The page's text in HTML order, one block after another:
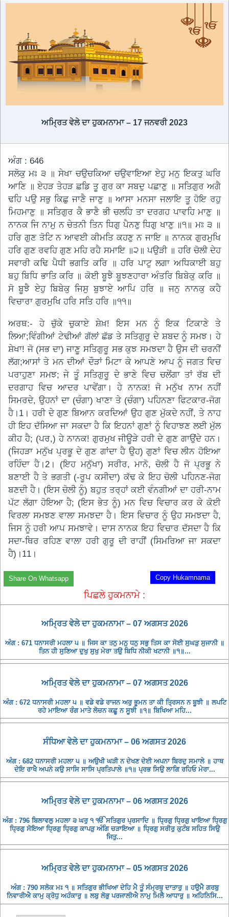
ਅਮ੍ਰਿਤ ਵੇਲੇ ਦਾ ਹੁਕਮਨਾਮਾ – 17 ਜਨਵਰੀ 2023
ਅੰਗ : 646
ਸਲੋਕੁ ਮਃ ੩ ॥ ਸੇਖਾ ਚਉਚਕਿਆ ਚਉਵਾਇਆ ਏਹੁ ਮਨੁ ਇਕਤੁ ਘਰਿ
ਆਣਿ ॥ ਏਹੜ ਤੇਹੜ ਛਡਿ ਤੂ ਗੁਰ ਕਾ ਸਬਦੁ ਪਛਾਣੁ ॥ ਸਤਿਗੁਰ ਅਗੈ
ਢਹਿ ਪਉ ਸਭੁ ਕਿਛੁ ਜਾਣੈ ਜਾਣੁ ॥ ਆਸਾ ਮਨਸਾ ਜਲਾਇ ਤੂ ਹੋਇ ਰਹੁ
ਮਿਹਮਾਣੁ ॥ ਸਤਿਗੁਰ ਕੈ ਭਾਣੈ ਭੀ ਚਲਹਿ ਤਾ ਦਰਗਹ ਪਾਵਹਿ ਮਾਣੁ ॥
ਨਾਨਕ ਜਿ ਨਾਮੁ ਨ ਚੇਤਨੀ ਤਿਨ ਧਿਗੁ ਪੈਨਣੁ ਧਿਗੁ ਖਾਣੁ ॥੧॥ ਮਃ ੩ ॥
ਹਰਿ ਗੁਣ ਤੋਟਿ ਨ ਆਵਈ ਕੀਮਤਿ ਕਹਣੁ ਨ ਜਾਇ ॥ ਨਾਨਕ ਗੁਰਮੁਖਿ
ਹਰਿ ਗੁਣ ਰਵਹਿ ਗੁਣ ਮਹਿ ਰਹੈ ਸਮਾਇ ॥੨॥ ਪਉੜੀ ॥ ਹਰਿ ਚੋਲੀ ਦੇਹ
ਸਵਾਰੀ ਕਢਿ ਪੈਧੀ ਭਗਤਿ ਕਰਿ ॥ ਹਰਿ ਪਾਟੁ ਲਗਾ ਅਧਿਕਾਈ ਬਹੁ
ਬਹੁ ਬਿਧਿ ਭਾਤਿ ਕਰਿ ॥ ਕੋਈ ਬੂਝੈ ਬੂਝਣਹਾਰਾ ਅੰਤਰਿ ਬਿਬੇਕੁ ਕਰਿ ॥
ਸੋ ਬੂਝੈ ਏਹੁ ਬਿਬੇਕੁ ਜਿਸੁ ਬੁਝਾਏ ਆਪਿ ਹਰਿ ॥ ਜਨੁ ਨਾਨਕੁ ਕਹੈ
ਵਿਚਾਰਾ ਗੁਰਮੁਖਿ ਹਰਿ ਸਤਿ ਹਰਿ ॥੧੧॥
ਅਰਥ:- ਹੇ ਚੁੱਕੇ ਚੁਕਾਏ ਸ਼ੇਖ਼! ਇਸ ਮਨ ਨੂੰ ਇਕ ਟਿਕਾਣੇ ਤੇ
ਲਿਆ;ਵਿੰਗੀਆਂ ਟੇਢੀਆਂ ਗੱਲਾਂ ਛੱਡ ਤੇ ਸਤਿਗੁਰੂ ਦੇ ਸ਼ਬਦ ਨੂੰ ਸਮਝ। ਹੇ
ਸ਼ੇਖਾ! ਜੋ (ਸਭ ਦਾ) ਜਾਣੂ ਸਤਿਗੁਰੂ ਸਭ ਕੁਝ ਸਮਝਦਾ ਹੈ ਉਸ ਦੀ ਚਰਨੀਂ
ਲੱਗ;ਆਸਾਂ ਤੇ ਮਨ ਦੀਆਂ ਦੌੜਾਂ ਮਿਟਾ ਕੇ ਆਪਣੇ ਆਪ ਨੂੰ ਜਗਤ ਵਿਚ
ਪਰਾਹੁਣਾ ਸਮਝ; ਜੇ ਤੂੰ ਸਤਿਗੁਰੂ ਦੇ ਭਾਣੇ ਵਿਚ ਚਲੇਂਗਾ ਤਾਂ ਰੱਬ ਦੀ
ਦਰਗਾਹ ਵਿਚ ਆਦਰ ਪਾਵੇਂਗਾ। ਹੇ ਨਾਨਕ! ਜੋ ਮਨੁੱਖ ਨਾਮ ਨਹੀਂ
ਸਿਮਰਦੇ, ਉਹਨਾਂ ਦਾ (ਚੰਗਾ) ਖਾਣਾ ਤੇ (ਚੰਗਾ) ਪਹਿਨਣਾ ਫਿਟਕਾਰ-ਜੋਗ
ਹੈ।1। ਹਰੀ ਦੇ ਗੁਣ ਬਿਆਨ ਕਰਦਿਆਂ ਉਹ ਗੁਣ ਮੁੱਕਦੇ ਨਹੀਂ, ਤੇ ਨਾਹ
ਹੀ ਇਹ ਦੱਸਿਆ ਜਾ ਸਕਦਾ ਹੈ ਕਿ ਇਹਨਾਂ ਗੁਣਾਂ ਨੂੰ ਵਿਹਾਝਣ ਲਈ ਮੁੱਲ
ਕੀਹ ਹੈ; (ਪਰ,) ਹੇ ਨਾਨਕ! ਗੁਰਮੁਖ ਜੀਊੜੇ ਹਰੀ ਦੇ ਗੁਣ ਗਾਉਂਦੇ ਹਨ।
(ਜਿਹੜਾ ਮਨੁੱਖ ਪ੍ਰਭੂ ਦੇ ਗੁਣ ਗਾਂਦਾ ਹੈ ਉਹ) ਗੁਣਾਂ ਵਿਚ ਲੀਨ ਹੋਇਆ
ਰਹਿੰਦਾ ਹੈ।2। (ਇਹ ਮਨੁੱਖਾ) ਸਰੀਰ, ਮਾਨੋ, ਚੋਲੀ ਹੈ ਜੋ ਪ੍ਰਭੂ ਨੇ
ਬਣਾਈ ਹੈ ਤੇ ਭਗਤੀ (-ਰੂਪ ਕਸੀਦਾ) ਕੱਢ ਕੇ ਇਹ ਚੋਲੀ ਪਹਿਨਣ-ਜੋਗ
ਬਣਦੀ ਹੈ। (ਇਸ ਚੋਲੀ ਨੂੰ) ਬਹੁਤ ਤਰ੍ਹਾਂ ਕਈ ਵੰਨਗੀਆਂ ਦਾ ਹਰੀ-ਨਾਮ
ਪੱਟ ਲੱਗਾ ਹੋਇਆ ਹੈ; (ਇਸ ਭੇਤ ਨੂੰ) ਮਨ ਵਿਚ ਵਿਚਾਰ ਕਰ ਕੇ ਕੋਈ
ਵਿਰਲਾ ਸਮਝਣ ਵਾਲਾ ਸਮਝਦਾ ਹੈ। ਇਸ ਵਿਚਾਰ ਨੂੰ ਉਹ ਸਮਝਦਾ ਹੈ,
ਜਿਸ ਨੂੰ ਹਰੀ ਆਪ ਸਮਝਾਵੇ। ਦਾਸ ਨਾਨਕ ਇਹ ਵਿਚਾਰ ਦੱਸਦਾ ਹੈ ਕਿ
ਸਦਾ-ਥਿਰ ਰਹਿਣ ਵਾਲਾ ਹਰੀ ਗੁਰੂ ਦੀ ਰਾਹੀਂ (ਸਿਮਰਿਆ ਜਾ ਸਕਦਾ
ਹੈ)।11।
Copy Hukamnama
Share On Whatsapp
ਪਿਛਲੇ ਹੁਕਮਨਾਮੇ :
ਅਮ੍ਰਿਤ ਵੇਲੇ ਦਾ ਹੁਕਮਨਾਮਾ – 07 ਅਗਸਤ 2026
ਅੰਗ : 671 ਧਨਾਸਰੀ ਮਹਲਾ ੫ ॥ ਜਿਸ ਕਾ ਤਨੁ ਮਨੁ ਧਨੁ ਸਭੁ ਤਿਸ ਕਾ ਸੋਈ ਸੁਘੜੁ ਸੁਜਾਨੀ ॥
ਤਿਨ ਹੀ ਸੁਣਿਆ ਦੁਖੁ ਸੁਖੁ ਮੇਰਾ ਤਉ ਬਿਧਿ ਨੀਕੀ ਖਟਾਨੀ ॥੧॥...
ਅਮ੍ਰਿਤ ਵੇਲੇ ਦਾ ਹੁਕਮਨਾਮਾ – 07 ਅਗਸਤ 2026
ਅੰਗ : 672 ਧਨਾਸਰੀ ਮਹਲਾ ੫ ॥ ਵਡੇ ਵਡੇ ਰਾਜਨ ਅਰੁ ਭੂਮਨ ਤਾ ਕੀ ਤ੍ਰਿਸਨ ਨ ਬੂਝੀ ॥ ਲਪਟਿ
ਰਹੇ ਮਾਇਆ ਰੰਗ ਮਾਤੇ ਲੋਚਨ ਕਛੂ ਨ ਸੂਝੀ ॥੧॥ ਬਿਖਿਆ ਮਹਿ...
ਸੰਧਿਆ ਵੇਲੇ ਦਾ ਹੁਕਮਨਾਮਾ – 06 ਅਗਸਤ 2026
ਅੰਗ : 682 ਧਨਾਸਰੀ ਮਹਲਾ ੫ ॥ ਅਉਖੀ ਘੜੀ ਨ ਦੇਖਣ ਦੇਈ ਅਪਨਾ ਬਿਰਦੁ ਸਮਾਲੇ ॥ ਹਾਥ
ਦੇਇ ਰਾਖੈ ਅਪਨੇ ਕਉ ਸਾਸਿ ਸਾਸਿ ਪ੍ਰਤਿਪਾਲੇ ॥੧॥ ਪ੍ਰਭ ਸਿਉ ਲਾਗਿ ਰਹਿਓ ਮੇਰਾ...
ਅਮ੍ਰਿਤ ਵੇਲੇ ਦਾ ਹੁਕਮਨਾਮਾ – 06 ਅਗਸਤ 2026
ਅੰਗ : 796 ਬਿਲਾਵਲੁ ਮਹਲਾ ੩ ਘਰੁ ੧ ੴ ਸਤਿਗੁਰ ਪ੍ਰਸਾਦਿ ॥ ਧ੍ਰਿਗੁ ਧ੍ਰਿਗੁ ਖਾਇਆ ਧ੍ਰਿਗੁ
ਧ੍ਰਿਗੁ ਸੋਇਆ ਧ੍ਰਿਗੁ ਧ੍ਰਿਗੁ ਕਾਪੜੁ ਅੰਗਿ ਚੜਾਇਆ ॥ ਧ੍ਰਿਗੁ ਸਰੀਰੁ ਕੁਟੰਬ ਸਹਿਤ ਸਿਉ
ਜਿਤੁ...
ਅਮ੍ਰਿਤ ਵੇਲੇ ਦਾ ਹੁਕਮਨਾਮਾ – 05 ਅਗਸਤ 2026
ਅੰਗ : 790 ਸਲੋਕ ਮਃ ੧ ॥ ਸਤਿਗੁਰ ਭੀਖਿਆ ਦੇਹਿ ਮੈ ਤੂੰ ਸੰਮ੍ਰਥੁ ਦਾਤਾਰੁ ॥ ਹਉਮੈ ਗਰਬੁ
ਨਿਵਾਰੀਐ ਕਾਮੁ ਕ੍ਰੋਧੁ ਅਹੰਕਾਰੁ ॥ ਲਬੁ ਲੋਭੁ ਪਰਜਾਲੀਐ ਨਾਮੁ ਮਿਲੈ ਆਧਾਰੁ ॥ ਅਹਿਨਿਸਿ...